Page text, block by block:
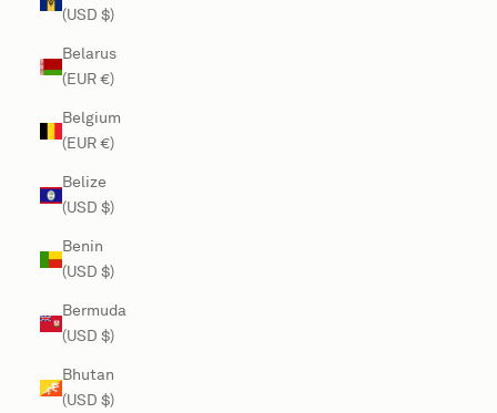
(USD $)
Belarus
(EUR €)
Belgium
(EUR €)
Belize
(USD $)
Benin
(USD $)
Bermuda
(USD $)
Bhutan
(USD $)